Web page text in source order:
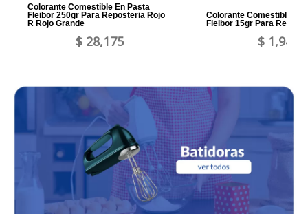
Colorante Comestible En Pasta
Fleibor 250gr Para Reposteria Rojo
R Rojo Grande
$ 28,175
Colorante Comestible En
Fleibor 15gr Para
$ 1,946